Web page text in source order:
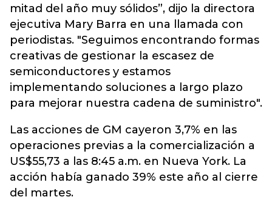
mitad del año muy sólidos”, dijo la directora
ejecutiva Mary Barra en una llamada con
periodistas. "Seguimos encontrando formas
creativas de gestionar la escasez de
semiconductores y estamos
implementando soluciones a largo plazo
para mejorar nuestra cadena de suministro".
Las acciones de GM cayeron 3,7% en las
operaciones previas a la comercialización a
US$55,73 a las 8:45 a.m. en Nueva York. La
acción había ganado 39% este año al cierre
del martes.